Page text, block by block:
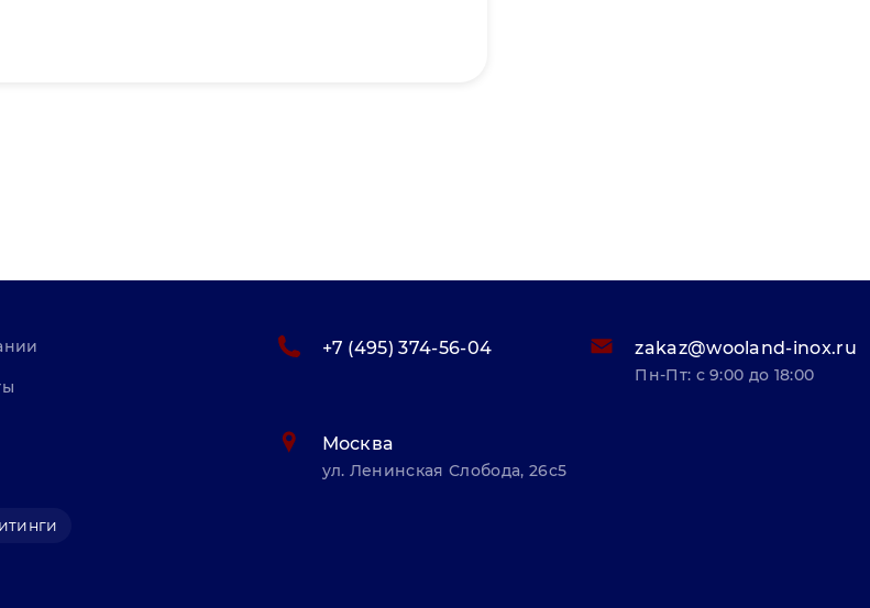
+7 (495) 374-56-04 zakaz@wooland-inox.ru
Пн-Пт: с 9:00 до 18:00
Москва
ул. Ленинская Слобода, 26с5